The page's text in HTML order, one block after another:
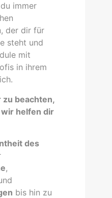
immer
der dir für
steht und
mit
in ihrem
zu beachten,
helfen dir
des
,
bis hin zu